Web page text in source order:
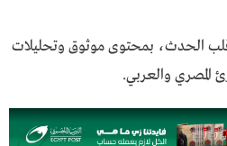
قلب الحدث، بمحتوى موثوق وتحليلات
المصري والعربي.